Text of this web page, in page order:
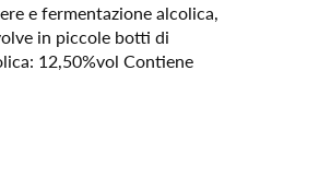
e fermentazione alcolica,
in piccole botti di
12,50%vol Contiene